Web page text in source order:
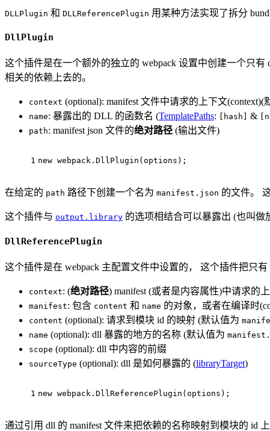
DLLPlugin 和 DLLReferencePlugin 用某种方法实现了拆分
DllPlugin
这个插件是在一个额外的独立的 webpack 设置中创建一个只有
相关的依赖上去的。
context (optional): manifest 文件中请求的上下文
name: 暴露出的 DLL 的函数名 (TemplatePaths: [hash] &
path: manifest json 文件的绝对路径 (输出文件)
1 new webpack. DllPlugin (options);
在给定的 path 路径下创建一个名为 manifest.json 的文件。
这个插件与 output.library 的选项相结合可以暴露出 (也叫做
DllReferencePlugin
这个插件是在 webpack 主配置文件中设置的， 这个插件把只
context: (绝对路径) manifest (或者是内容属性)中请求的
manifest: 包含 content 和 name 的对象，或者在编译时
content (optional): 请求到模块 id 的映射 (默认值为
name (optional): dll 暴露的地方的名称 (默认值为
scope (optional): dll 中内容的前缀
sourceType (optional): dll 是如何暴露的 (libraryTarget)
1 new webpack. DllReferencePlugin (options);
通过引用 dll 的 manifest 文件来把依赖的名称映射到模块的 id